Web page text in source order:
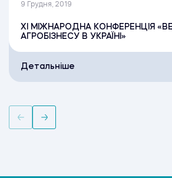
9 Грудня, 2019
XI МІЖНАРОДНА КОНФЕРЕНЦІЯ
АГРОБІЗНЕСУ В УКРАЇНІ»
Детальніше